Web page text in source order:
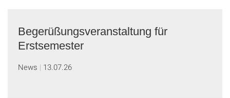
Begerüßungsveranstaltung für
Erstsemester
News 13.07.26